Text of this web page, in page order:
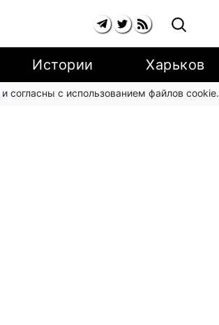
Истории Харьков
и согласны с использованием файлов cookie.